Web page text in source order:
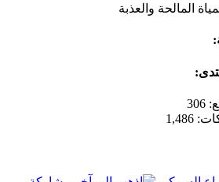
المالحة والعذبة
1,486